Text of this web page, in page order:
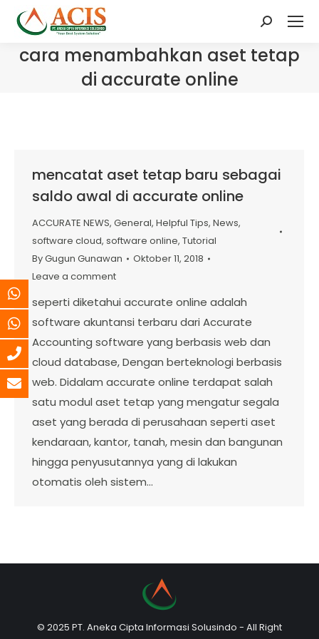
Search:
cara menambahkan aset tetap
di accurate online
mencatat aset tetap baru sebagai
saldo awal di accurate online
ACCURATE NEWS, General, Helpful Tips, News,
software cloud, software online, Tutorial
ByGugun Gunawan
Oktober 11, 2018
Leave a comment
seperti diketahui accurate online adalah
software akuntansi terbaru dari Accurate
Accounting software yang berbasis web dan
cloud database, Dengan berteknologi berbasis
web. Didalam accurate online terdapat salah
satu modul aset tetap yang mengatur segala
aset yang berada di perusahaan seperti aset
kendaraan, kantor, tanah, mesin dan bangunan
hingga penyusutannya yang di lakukan
otomatis oleh sistem…
© 2025 PT. Aneka Cipta Informasi Solusindo - All Right